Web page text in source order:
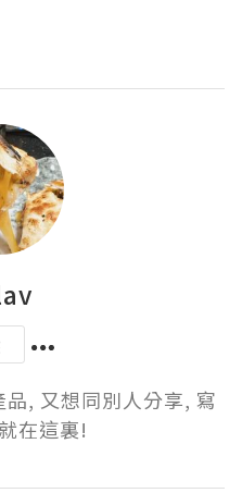
, 又想同別人分享, 寫
在這裏!